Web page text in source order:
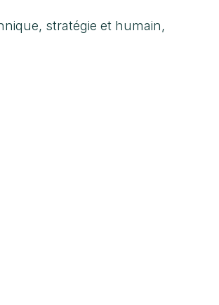
stratégie et humain,